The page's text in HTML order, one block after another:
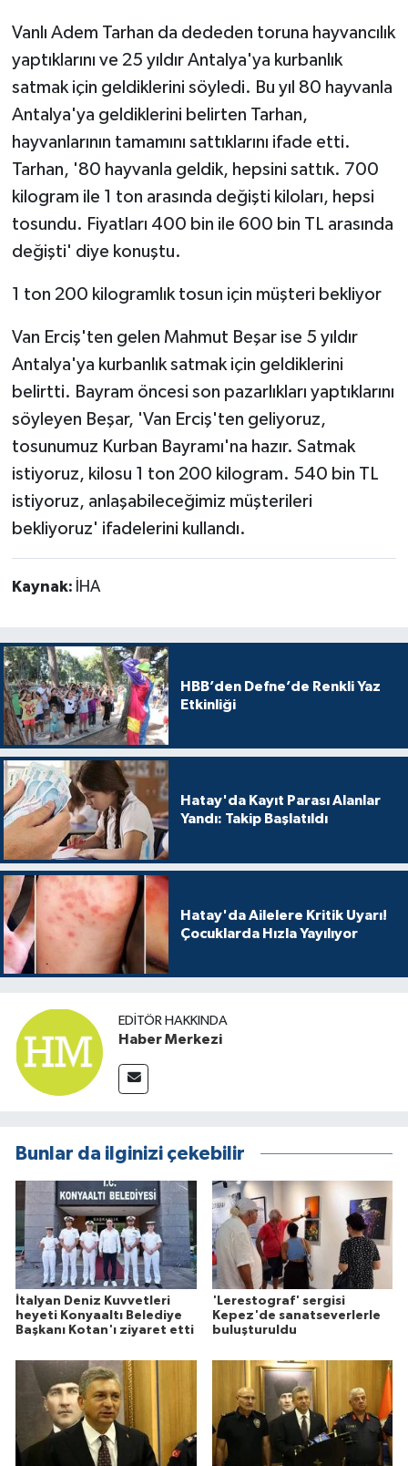
Vanlı Adem Tarhan da dededen toruna hayvancılık
yaptıklarını ve 25 yıldır Antalya'ya kurbanlık
satmak için geldiklerini söyledi. Bu yıl 80 hayvanla
Antalya'ya geldiklerini belirten Tarhan,
hayvanlarının tamamını sattıklarını ifade etti.
Tarhan, '80 hayvanla geldik, hepsini sattık. 700
kilogram ile 1 ton arasında değişti kiloları, hepsi
tosundu. Fiyatları 400 bin ile 600 bin TL arasında
değişti' diye konuştu.
1 ton 200 kilogramlık tosun için müşteri bekliyor
Van Erciş'ten gelen Mahmut Beşar ise 5 yıldır
Antalya'ya kurbanlık satmak için geldiklerini
belirtti. Bayram öncesi son pazarlıkları yaptıklarını
söyleyen Beşar, 'Van Erciş'ten geliyoruz,
tosunumuz Kurban Bayramı'na hazır. Satmak
istiyoruz, kilosu 1 ton 200 kilogram. 540 bin TL
istiyoruz, anlaşabileceğimiz müşterileri
bekliyoruz' ifadelerini kullandı.
Kaynak: İHA
HBB’den Defne’de Renkli Yaz
Etkinliği
Hatay'da Kayıt Parası Alanlar
Yandı: Takip Başlatıldı
Hatay'da Ailelere Kritik Uyarı!
Çocuklarda Hızla Yayılıyor
EDITÖR HAKKINDA
Haber Merkezi
Bunlar da ilginizi çekebilir
İtalyan Deniz Kuvvetleri
heyeti Konyaaltı Belediye
Başkanı Kotan'ı ziyaret etti
'Lerestograf' sergisi
Kepez'de sanatseverlerle
buluşturuldu